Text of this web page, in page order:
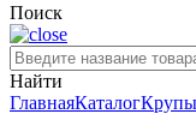
Поиск
Найти
ГлавнаяКаталогКрупы